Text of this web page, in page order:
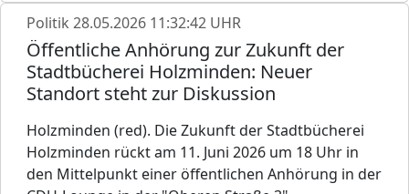
Politik 28.05.2026 11:32:42 UHR
Öffentliche Anhörung zur Zukunft der
Stadtbücherei Holzminden: Neuer
Standort steht zur Diskussion
Holzminden (red). Die Zukunft der Stadtbücherei
Holzminden rückt am 11. Juni 2026 um 18 Uhr in
den Mittelpunkt einer öffentlichen Anhörung in der